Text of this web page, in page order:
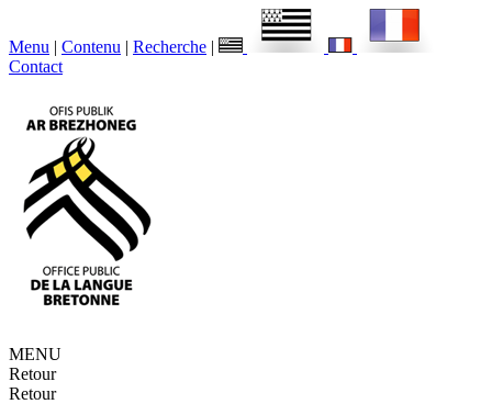
Menu | Contenu | Recherche |
Contact
MENU
Retour
Retour